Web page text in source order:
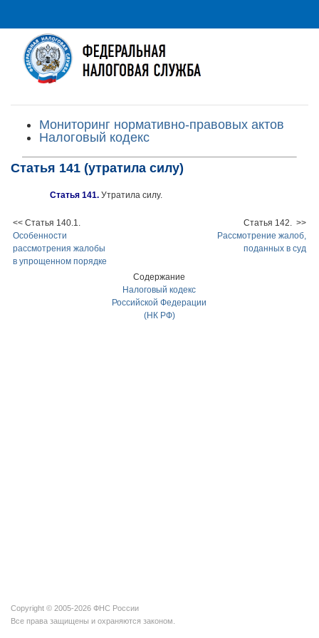
Мониторинг нормативно-правовых актов
Налоговый кодекс
Статья 141 (утратила силу)
Статья 141. Утратила силу.
<< Статья 140.1.
Особенности
рассмотрения жалобы
в упрощенном порядке
Статья 142. >>
Рассмотрение жалоб,
поданных в суд
Содержание
Налоговый кодекс
Российской Федерации
(НК РФ)
Copyright © 2005-2026 ФНС России
Все права защищены и охраняются законом.